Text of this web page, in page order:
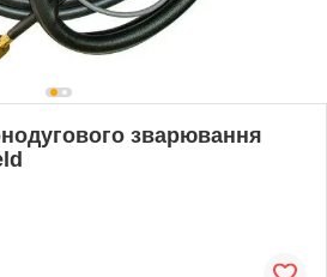
зварювання